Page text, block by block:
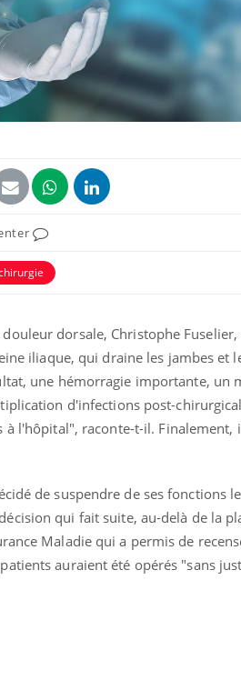
dorsale, Christophe
iliaque, qui draine les jambes et
une hémorragie importante, un
d'infections post-
l'hôpital", raconte-t-il. Finalement,
de suspendre de ses fonctions
qui fait suite, au-delà de la
Maladie qui a permis de
auraient été opérés "sans
empêche-t-elle
?
votre ventre
t-il les premiers
vos vacances ?